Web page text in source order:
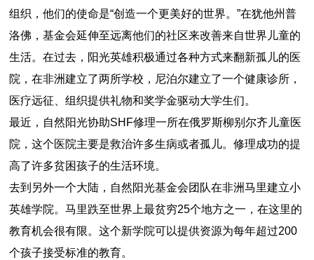
组织，他们的使命是“创造一个更美好的世界。”在犹他州普
洛佛，基金会延伸至远离他们的社区来改善来自世界儿童的
生活。在过去，阳光英雄积极通过各种方式来翻新孤儿的医
院，在非洲建立了两所学校，尼泊尔建立了一个健康诊所，
医疗远征、组织提供礼物和奖学金驱动大学生们。
最近，自然阳光协助SHF修理一所在俄罗斯柳别尔齐儿童医
院，这个医院主要是救治许多生病或者孤儿。修理成功的提
高了许多贫困孩子的生活环境。
去到另外一个大陆，自然阳光基金会团队在非洲马里建立小
英雄学院。马里跌至世界上最贫穷25个地方之一，在这里的
教育机会很有限。这个新学院可以提供资源为每年超过200
个孩子接受标准的教育。